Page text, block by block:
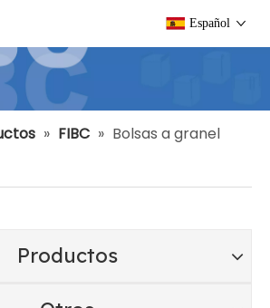
Español
» FIBC » Bolsas a granel
Productos